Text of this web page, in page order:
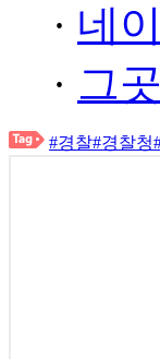
· 네
· 그
#경찰#경찰청